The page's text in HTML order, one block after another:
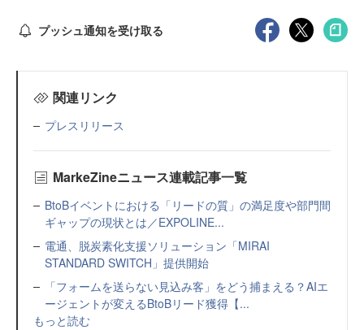
プッシュ通知を受け取る
関連リンク
プレスリリース
MarkeZineニュース連載記事一覧
BtoBイベントにおける「リードの質」の満足度や部門間
ギャップの現状とは／EXPOLINE...
電通、脱炭素化支援ソリューション「MIRAI
STANDARD SWITCH」提供開始
「フォームを送らない見込み客」をどう捕まえる？AIエ
ージェントが変えるBtoBリード獲得【...
もっと読む